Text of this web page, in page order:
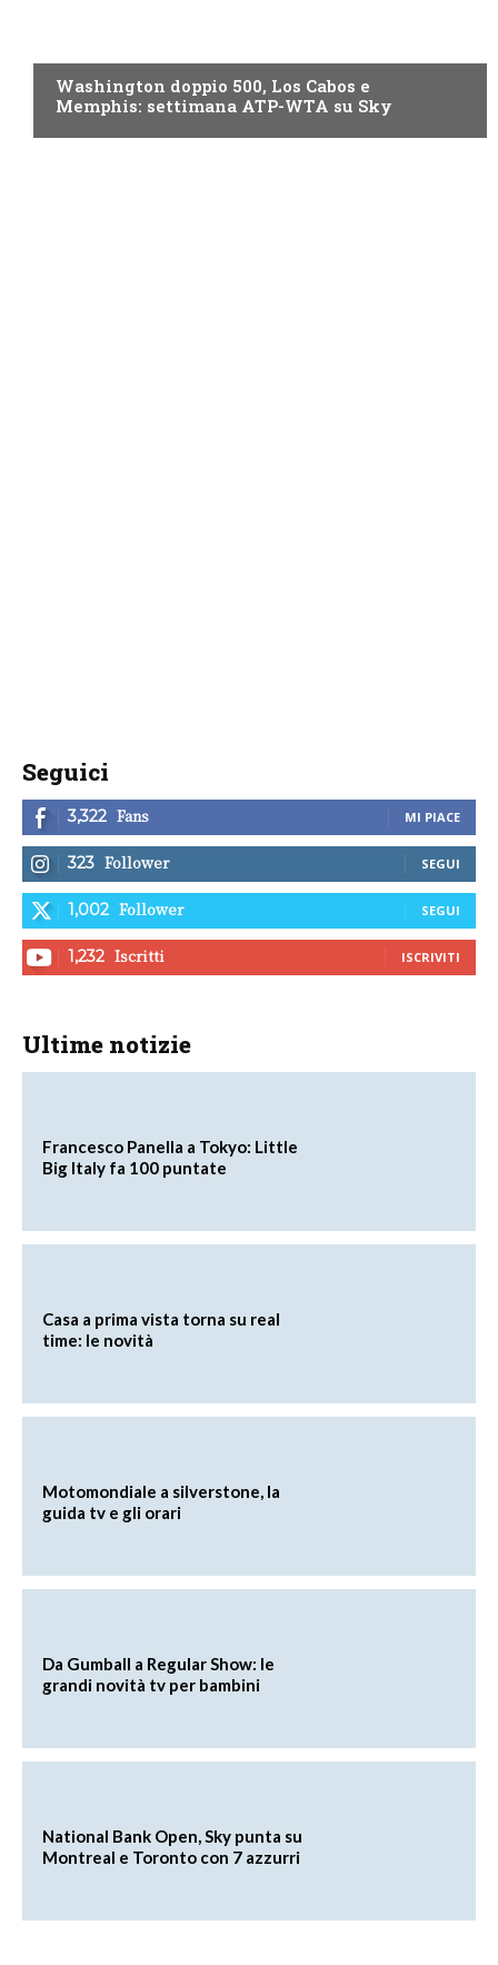
Washington doppio 500, Los Cabos e
Memphis: settimana ATP-WTA su Sky
Seguici
3,322 Fans MI PIACE
323 Follower SEGUI
1,002 Follower SEGUI
1,232 Iscritti ISCRIVITI
Ultime notizie
Francesco Panella a Tokyo: Little
Big Italy fa 100 puntate
Casa a prima vista torna su real
time: le novità
Motomondiale a silverstone, la
guida tv e gli orari
Da Gumball a Regular Show: le
grandi novità tv per bambini
National Bank Open, Sky punta su
Montreal e Toronto con 7 azzurri